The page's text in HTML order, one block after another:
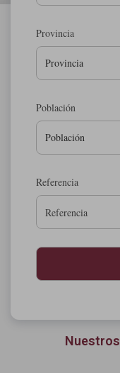
Provincia
Provincia
Población
Población
Referencia